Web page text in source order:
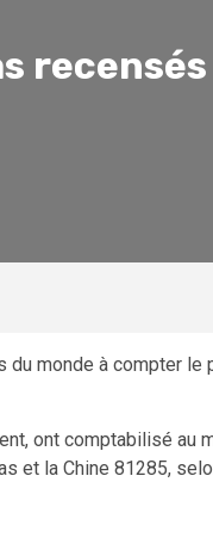
recensés
du monde à compter le
ont comptabilisé au
et la Chine 81285,